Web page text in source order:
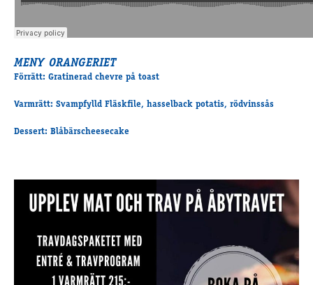
MENY ORANGERIET
Förrätt: Gratinerad chevre på toast
Varmrätt: Svampfylld Fläskfile, hasselback potatis, rödvinssås
Dessert: Blåbärscheesecake